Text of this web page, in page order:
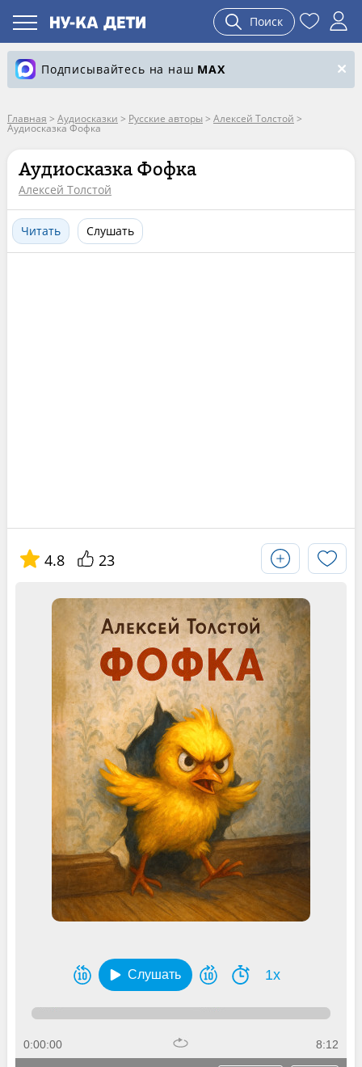
Поиск
Подписывайтесь на наш MAX
Главная > Аудиосказки > Русские авторы > Алексей Толстой >
Аудиосказка Фофка
Аудиосказка Фофка
Алексей Толстой
Читать Слушать
4.8 23
Слушать 1x
0:00:00 8:12